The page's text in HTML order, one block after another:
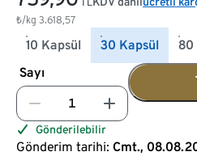
₺/kg 3.618,57
10 Kapsül 30 Kapsül
80
Sayı
Gönderilebilir
Gönderim tarihi: Cmt.,